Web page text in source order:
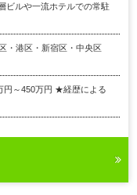
ビルや一流ホテルでの常駐
・港区・新宿区・中央区
円～450万円 ★経歴による